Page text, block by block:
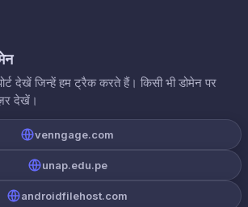
देखें जिन्हें हम ट्रैक करते हैं। किसी भी डोमेन पर
देखें।
venngage.com
unap.edu.pe
androidfilehost.com